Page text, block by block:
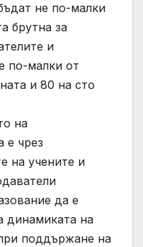
не по-малки
брутна за
и
по-малки от
и 80 на сто
на
е чрез
на учените и
да е
динамиката на
поддържане на